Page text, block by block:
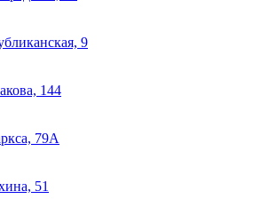
9
144
79А
51